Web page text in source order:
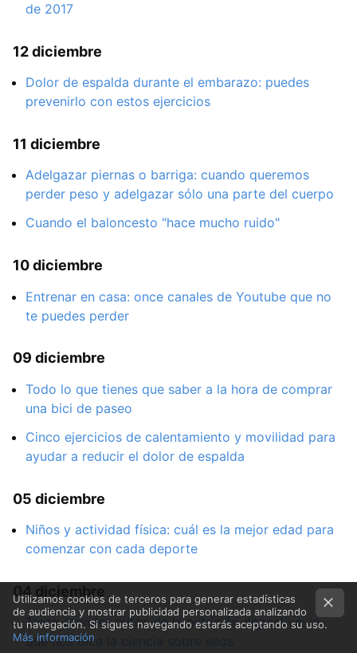
de 2017
12 diciembre
Dolor de espalda durante el embarazo: puedes
prevenirlo con estos ejercicios
11 diciembre
Adelgazar piernas o barriga: cuando queremos
perder peso y adelgazar sólo una parte del cuerpo
Cuando el baloncesto "hace mucho ruido"
10 diciembre
Entrenar en casa: once canales de Youtube que no
te puedes perder
09 diciembre
Todo lo que tienes que saber a la hora de comprar
una bici de paseo
Cinco ejercicios de calentamiento y movilidad para
ayudar a reducir el dolor de espalda
05 diciembre
Niños y actividad física: cuál es la mejor edad para
comenzar con cada deporte
04 diciembre
Trece grandes mitos de la nutrición deportiva: lo
que nos dice la ciencia sobre ellos
Utilizamos cookies de terceros para generar estadísticas
de audiencia y mostrar publicidad personalizada analizando
tu navegación. Si sigues navegando estarás aceptando su uso.
Más información